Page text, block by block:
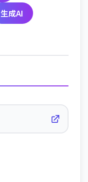
生成AI